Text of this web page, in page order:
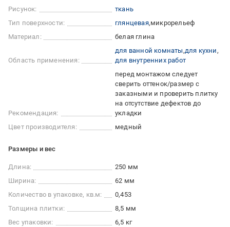
Рисунок:
ткань
Тип поверхности:
глянцевая микрорельеф
Материал:
белая глина
Область применения:
для ванной комнаты для кухни
для внутренних работ
Рекомендация:
перед монтажом следует
сверить оттенок/размер с
заказными и проверить плитку
на отсутствие дефектов до
укладки
Цвет производителя:
медный
Размеры и вес
Длина:
250 мм
Ширина:
62 мм
Количество в упаковке, кв.м:
0,453
Толщина плитки:
8,5 мм
Вес упаковки:
6,5 кг